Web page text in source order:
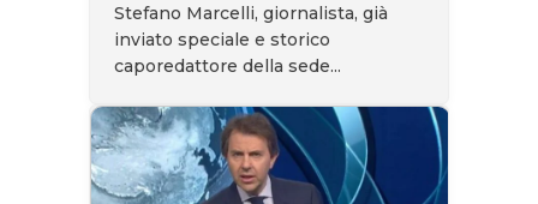
Stefano Marcelli, giornalista, già
inviato speciale e storico
caporedattore della sede...